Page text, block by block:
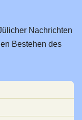
Nachrichten
Bestehen des